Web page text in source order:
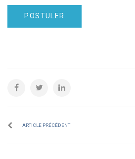
ARTICLE PRÉCÉDENT